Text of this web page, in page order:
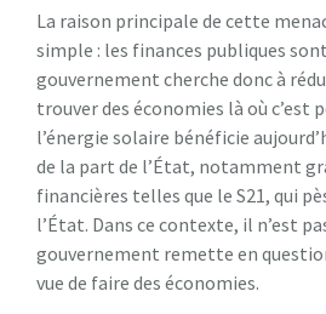
La raison principale de cette
simple : les finances publiques
gouvernement cherche donc à
trouver des économies là où c’est
l’énergie solaire bénéficie
de la part de l’État, notamment
financières telles que le S21, qui
l’État. Dans ce contexte, il n’est
gouvernement remette en
vue de faire des économies.